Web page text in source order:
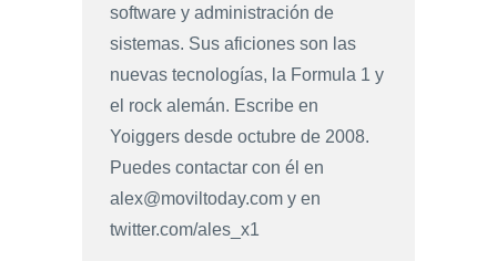
software y administración de
sistemas. Sus aficiones son las
nuevas tecnologías, la Formula 1 y
el rock alemán. Escribe en
Yoiggers desde octubre de 2008.
Puedes contactar con él en
alex@moviltoday.com y en
twitter.com/ales_x1